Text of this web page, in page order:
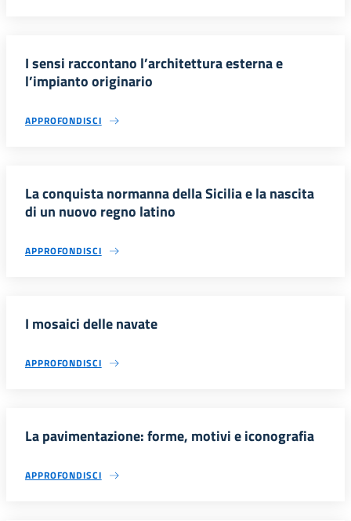
I sensi raccontano l’architettura esterna e
l’impianto originario
APPROFONDISCI
La conquista normanna della Sicilia e la nascita
di un nuovo regno latino
APPROFONDISCI
I mosaici delle navate
APPROFONDISCI
La pavimentazione: forme, motivi e iconografia
APPROFONDISCI